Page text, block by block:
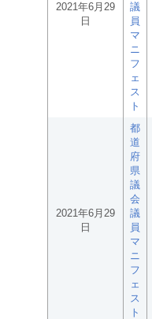
2021年6月29
日
議
員
マ
ニ
フ
ェ
ス
ト
2021年6月29
日
都
道
府
県
議
会
議
員
マ
ニ
フ
ェ
ス
ト